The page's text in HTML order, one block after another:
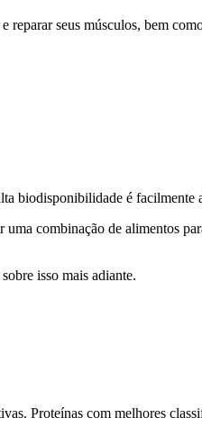
reparar seus músculos, bem
biodisponibilidade é facilmente
combinação de alimentos
isso mais adiante.
Proteínas com melhores